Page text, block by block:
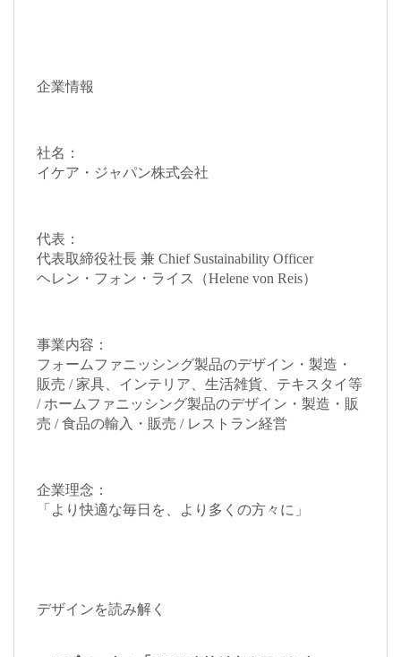
企業情報
社名：
イケア・ジャパン株式会社
代表：
代表取締役社長 兼 Chief Sustainability Officer
ヘレン・フォン・ライス（Helene von Reis）
事業内容：
フォームファニッシング製品のデザイン・製造・
販売 / 家具、インテリア、生活雑貨、テキスタイ等
/ ホームファニッシング製品のデザイン・製造・販
売 / 食品の輸入・販売 / レストラン経営
企業理念：
「より快適な毎日を、より多くの方々に」
デザインを読み解く